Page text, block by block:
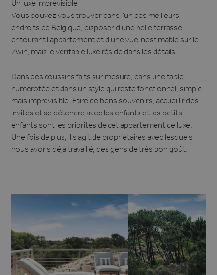
Un luxe imprévisible
Vous pouvez vous trouver dans l'un des meilleurs
endroits de Belgique, disposer d'une belle terrasse
entourant l'appartement et d'une vue inestimable sur le
Zwin, mais le véritable luxe réside dans les détails.
Dans des coussins faits sur mesure, dans une table
numérotée et dans un style qui reste fonctionnel, simple
mais imprévisible. Faire de bons souvenirs, accueillir des
invités et se détendre avec les enfants et les petits-
enfants sont les priorités de cet appartement de luxe.
Une fois de plus, il s'agit de propriétaires avec lesquels
nous avons déjà travaillé, des gens de très bon goût.